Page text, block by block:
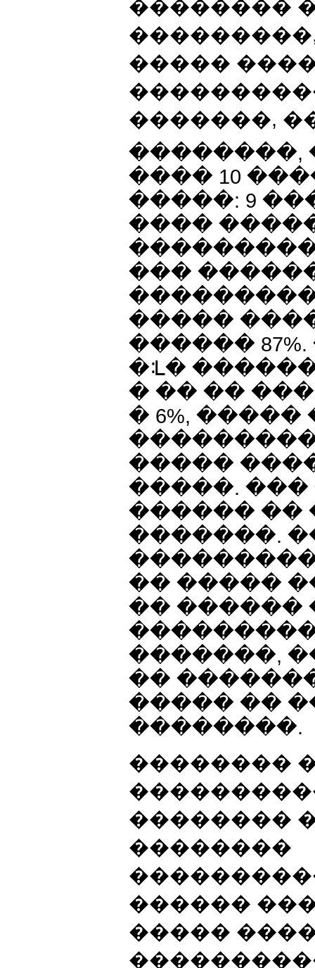
��������
�����
�������,
��������,
���� 10
�����: 9
����
���
�����
������
�ᒺ�
� �� ��
� 6%,
�����
�����. ���
������ ��
�������.
�� �����
�� ������
�������,
��
����� ��
��������.
��������
��������
��������
������
�����